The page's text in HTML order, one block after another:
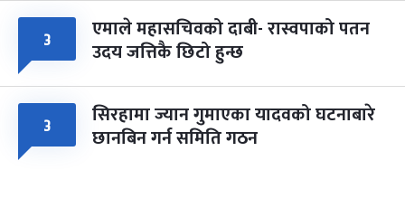
३ एमाले महासचिवको दाबी- रास्वपाको पतन
उदय जत्तिकै छिटो हुन्छ
३ सिरहामा ज्यान गुमाएका यादवको घटनाबारे
छानबिन गर्न समिति गठन